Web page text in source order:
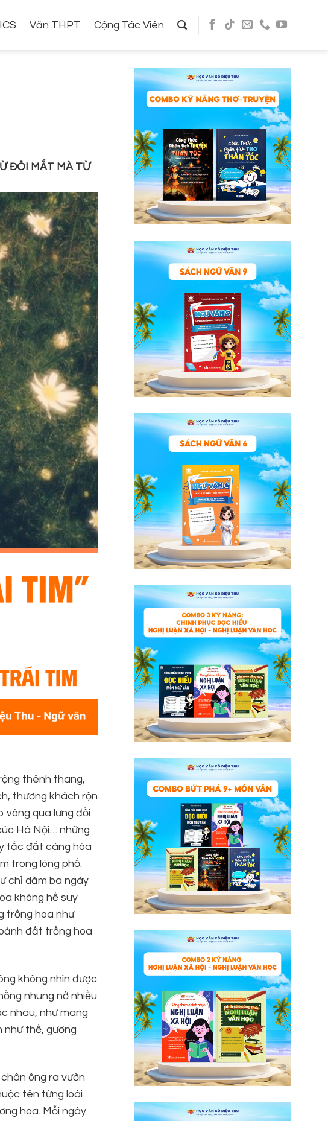
Văn THPT Cộng Tác Viên
ĐÔI MẮT MÀ TỪ
thênh thang,
thương khách rộn
vòng qua lưng đồi
Hà Nội… những
tấc đất càng hóa
trong lòng phố.
chỉ dăm ba ngày
không hề suy
trồng hoa như
đất trồng hoa
không nhìn được
nhung nở nhiều
nhau, như mang
như thế, gương
ông ra vườn
tên từng loài
hoa. Mỗi ngày